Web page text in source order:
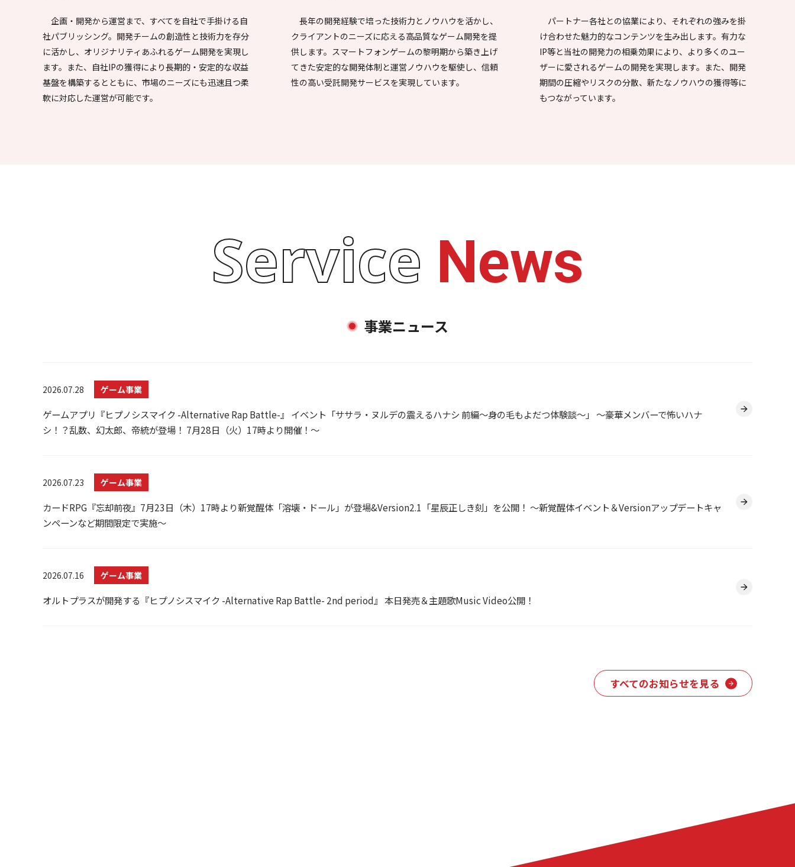
企画・開発から運営まで、すべてを自社で手掛ける自
社パブリッシング。開発チームの創造性と技術力を存分
に活かし、オリジナリティあふれるゲーム開発を実現し
ます。また、自社IPの獲得により長期的・安定的な収益
基盤を構築するとともに、市場のニーズにも迅速且つ柔
軟に対応した運営が可能です。
長年の開発経験で培った技術力とノウハウを活かし、
クライアントのニーズに応える高品質なゲーム開発を提
供します。スマートフォンゲームの黎明期から築き上げ
てきた安定的な開発体制と運営ノウハウを駆使し、信頼
性の高い受託開発サービスを実現しています。
パートナー各社との協業により、それぞれの強みを掛
け合わせた魅力的なコンテンツを生み出します。有力な
IP等と当社の開発力の相乗効果により、より多くのユー
ザーに愛されるゲームの開発を実現します。また、開発
期間の圧縮やリスクの分散、新たなノウハウの獲得等に
もつながっています。
Service News
事業ニュース
2026.07.28 ゲーム事業
ゲームアプリ『ヒプノシスマイク -Alternative Rap Battle-』 イベント「ササラ・ヌルデの震えるハナシ 前編～身の毛もよだつ体験談～」 ～豪華メンバーで怖いハナ
シ！？乱数、幻太郎、帝統が登場！ 7月28日（火）17時より開催！～
2026.07.23 ゲーム事業
カードRPG『忘却前夜』7月23日（木）17時より新覚醒体「溶壊・ドール」が登場&Version2.1「星辰正しき刻」を公開！ ～新覚醒体イベント＆Versionアップデートキャ
ンペーンなど期間限定で実施～
2026.07.16 ゲーム事業
オルトプラスが開発する『ヒプノシスマイク -Alternative Rap Battle- 2nd period』 本日発売＆主題歌Music Video公開！
すべてのお知らせを見る